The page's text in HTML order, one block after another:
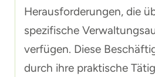
Herausforderungen, die
spezifische
verfügen. Diese
durch ihre praktische